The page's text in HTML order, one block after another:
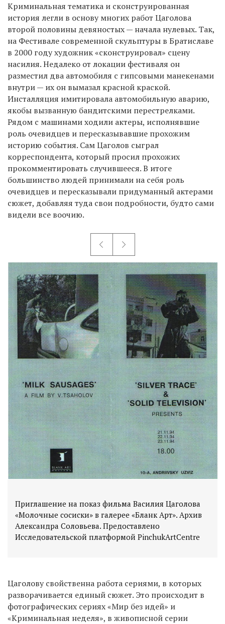
Криминальная тематика и сконструированная
история легли в основу многих работ Цаголова
второй половины девяностых — начала нулевых. Так,
на Фестивале современной скульптуры в Братиславе
в 2000 году художник «сконструировал» сцену
насилия. Недалеко от локации фестиваля он
разместил два автомобиля с гипсовыми манекенами
внутри — их он вымазал красной краской.
Инсталляция имитировала автомобильную аварию,
якобы вызванную бандитскими перестрелками.
Рядом с машинами ходили актеры, исполнявшие
роль очевидцев и пересказывавшие прохожим
историю события. Сам Цаголов сыграл
корреспондента, который просил прохожих
прокомментировать случившееся. В итоге
большинство людей принимали на себя роль
очевидцев и пересказывали придуманный актерами
сюжет, добавляя туда свои подробности, будто сами
видели все воочию.
Приглашение на показ фильма Василия Цаголова
«Молочные сосиски» в галерее «Бланк Арт». Архив
Александра Соловьева. Предоставлено
Исследовательской платформой PinchukArtCentre
Цаголову свойственна работа сериями, в которых
разворачивается единый сюжет. Это происходит в
фотографических сериях «Мир без идей» и
«Криминальная неделя», в живописной серии